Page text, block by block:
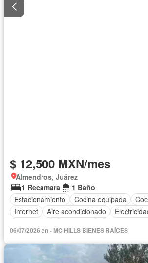
$ 12,500 MXN/mes
Almendros, Juárez
1 Recámara
1 Baño
Estacionamiento
Cocina equipada
Internet
Aire acondicionado
Completamente amueblado
06/07/2026 en - MC HILLS BIENES RAÍCES